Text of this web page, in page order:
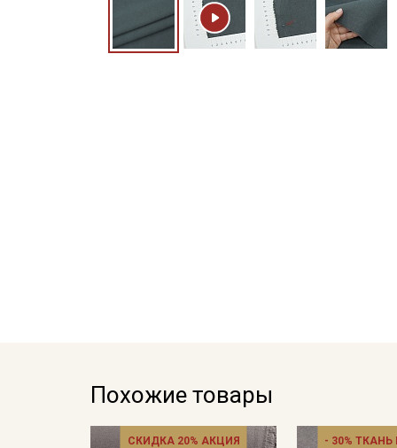
Похожие товары
СКИДКА 20% АКЦИЯ - 30%